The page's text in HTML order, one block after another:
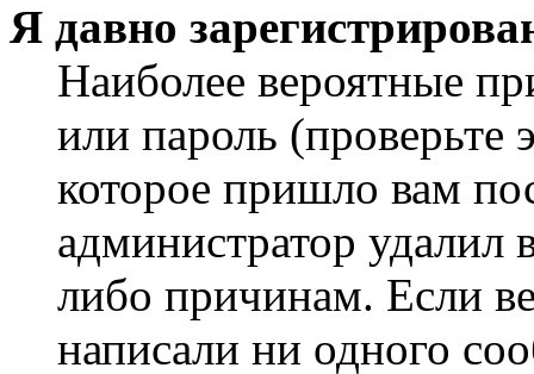
Я давно
Наиболее вероятные
или пароль (проверьте
которое пришло вам
администратор
либо причинам. Если
написали ни одного